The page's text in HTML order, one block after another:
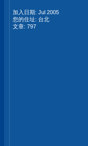
加入日期: Jul 2005
您的住址: 台北
文章: 797